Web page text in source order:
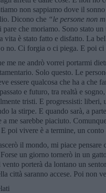
non sappiamo dove il
Dicono che “le persone non
pare che moriamo. Sono stato
vita è stato fatto e disfatto. La
no. Ci forgia o ci piega. E poi ci
me ne andrò vorrei portarmi
Solo questo. Le
essere qualcosa che ha a che
e futuro, tra realtà e
tristi. E progressisti: liberi,
la stirpe. E quando sarà, a
a me sarebbe piaciuto.
poi vivere è a termine, un
il mondo, mi piace pensare
un giorno tornerò in un
porterà da lontano un
città saranno accese. Poi non